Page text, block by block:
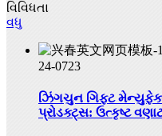
વિવિધતા
વધુ
24-0723
ઝિંગચુન ગિફ્ટ
પ્રોડક્ટ્સ: ઉત્કૃષ્ટ